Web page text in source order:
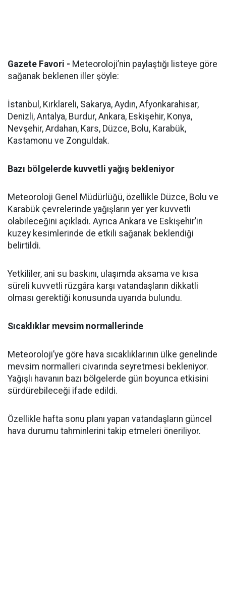
Gazete Favori - Meteoroloji’nin paylaştığı listeye göre
sağanak beklenen iller şöyle:
İstanbul, Kırklareli, Sakarya, Aydın, Afyonkarahisar,
Denizli, Antalya, Burdur, Ankara, Eskişehir, Konya,
Nevşehir, Ardahan, Kars, Düzce, Bolu, Karabük,
Kastamonu ve Zonguldak.
Bazı bölgelerde kuvvetli yağış bekleniyor
Meteoroloji Genel Müdürlüğü, özellikle Düzce, Bolu ve
Karabük çevrelerinde yağışların yer yer kuvvetli
olabileceğini açıkladı. Ayrıca Ankara ve Eskişehir’in
kuzey kesimlerinde de etkili sağanak beklendiği
belirtildi.
Yetkililer, ani su baskını, ulaşımda aksama ve kısa
süreli kuvvetli rüzgâra karşı vatandaşların dikkatli
olması gerektiği konusunda uyarıda bulundu.
Sıcaklıklar mevsim normallerinde
Meteoroloji’ye göre hava sıcaklıklarının ülke genelinde
mevsim normalleri civarında seyretmesi bekleniyor.
Yağışlı havanın bazı bölgelerde gün boyunca etkisini
sürdürebileceği ifade edildi.
Özellikle hafta sonu planı yapan vatandaşların güncel
hava durumu tahminlerini takip etmeleri öneriliyor.